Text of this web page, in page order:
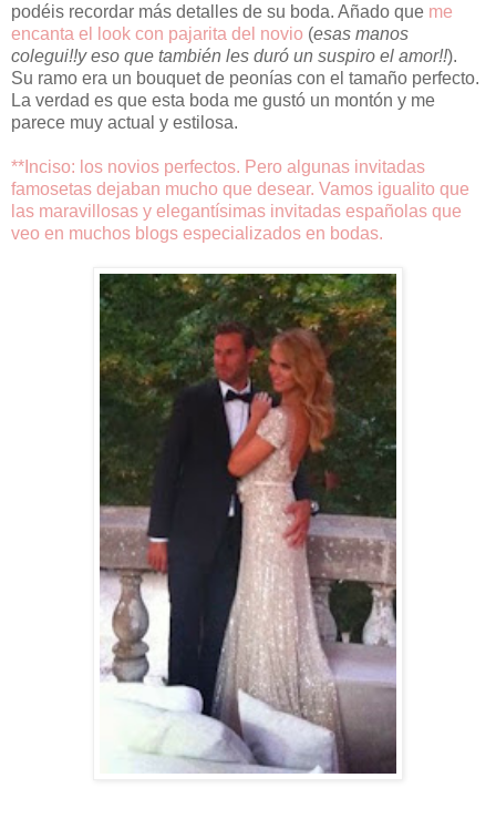
podéis recordar más detalles de su boda. Añado que me
encanta el look con pajarita del novio (esas manos
colegui!!y eso que también les duró un suspiro el amor!!).
Su ramo era un bouquet de peonías con el tamaño perfecto.
La verdad es que esta boda me gustó un montón y me
parece muy actual y estilosa.
**Inciso: los novios perfectos. Pero algunas invitadas
famosetas dejaban mucho que desear. Vamos igualito que
las maravillosas y elegantísimas invitadas españolas que
veo en muchos blogs especializados en bodas.